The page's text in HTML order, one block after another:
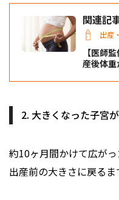
関連記
出産
【医師
産後体重
2. 大きくなった子宮
約10ヶ月間かけて広が
出産前の大きさに戻るま